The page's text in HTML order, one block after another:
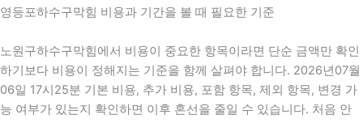
영등포하수구막힘 비용과 기간을 볼 때 필요한 기준
노원구하수구막힘에서 비용이 중요한 항목이라면 단순 금액만 확인
하기보다 비용이 정해지는 기준을 함께 살펴야 합니다. 2026년07월
06일 17시25분 기본 비용, 추가 비용, 포함 항목, 제외 항목, 변경 가
능 여부가 있는지 확인하면 이후 혼선을 줄일 수 있습니다. 처음 안